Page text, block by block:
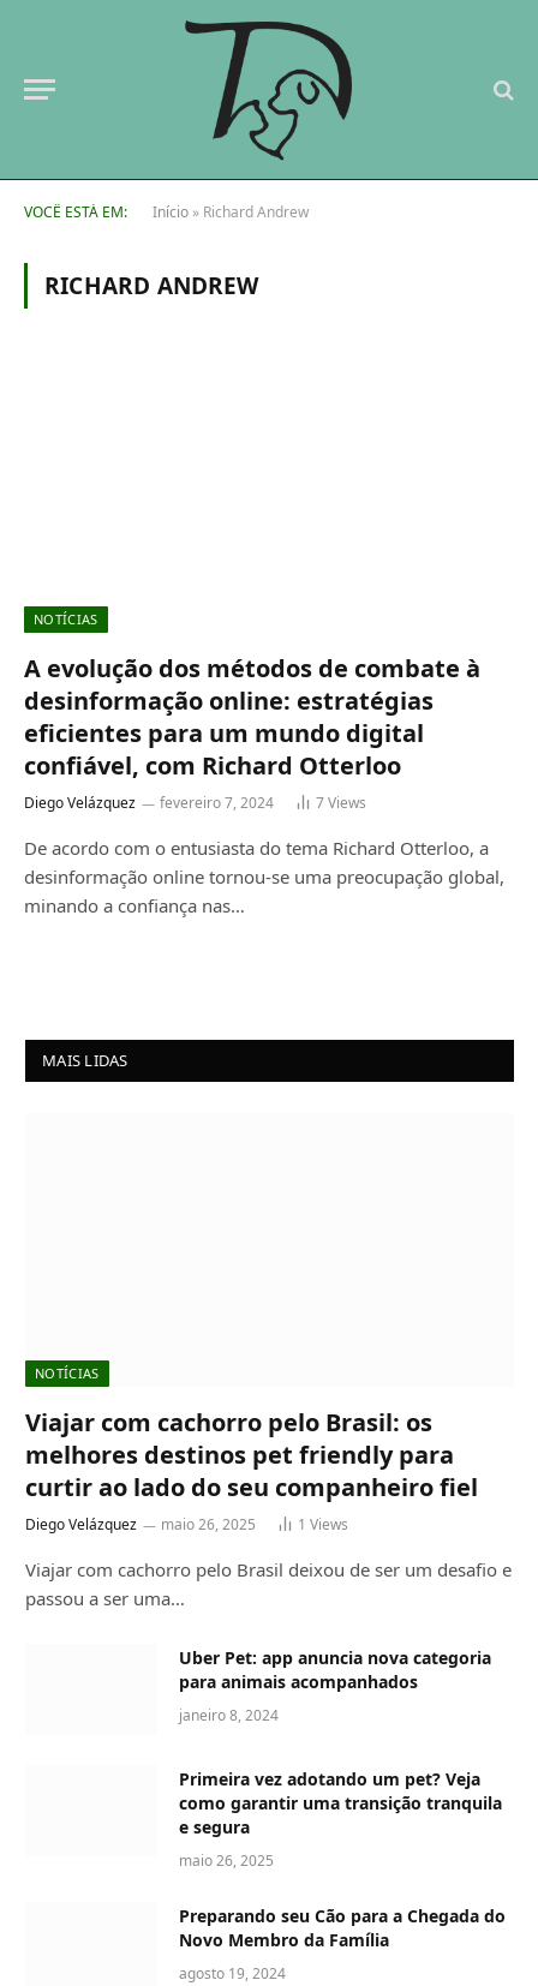
VOCÊ ESTÁ EM: Início » Richard Andrew
RICHARD ANDREW
NOTÍCIAS
A evolução dos métodos de combate à
desinformação online: estratégias
eficientes para um mundo digital
confiável, com Richard Otterloo
Diego Velázquez fevereiro 7, 2024 7Views
De acordo com o entusiasta do tema Richard Otterloo, a
desinformação online tornou-se uma preocupação global,
minando a confiança nas…
MAIS LIDAS
NOTÍCIAS
Viajar com cachorro pelo Brasil: os
melhores destinos pet friendly para
curtir ao lado do seu companheiro fiel
Diego Velázquez maio 26, 2025 1 Views
Viajar com cachorro pelo Brasil deixou de ser um desafio e
passou a ser uma…
Uber Pet: app anuncia nova categoria
para animais acompanhados
janeiro 8, 2024
Primeira vez adotando um pet? Veja
como garantir uma transição tranquila
e segura
maio 26, 2025
Preparando seu Cão para a Chegada do
Novo Membro da Família
agosto 19, 2024